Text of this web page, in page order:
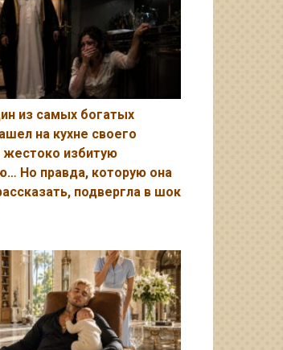
из самых богатых
на кухне своего
жестоко избитую
Но правда, которую она
подвергла в шок